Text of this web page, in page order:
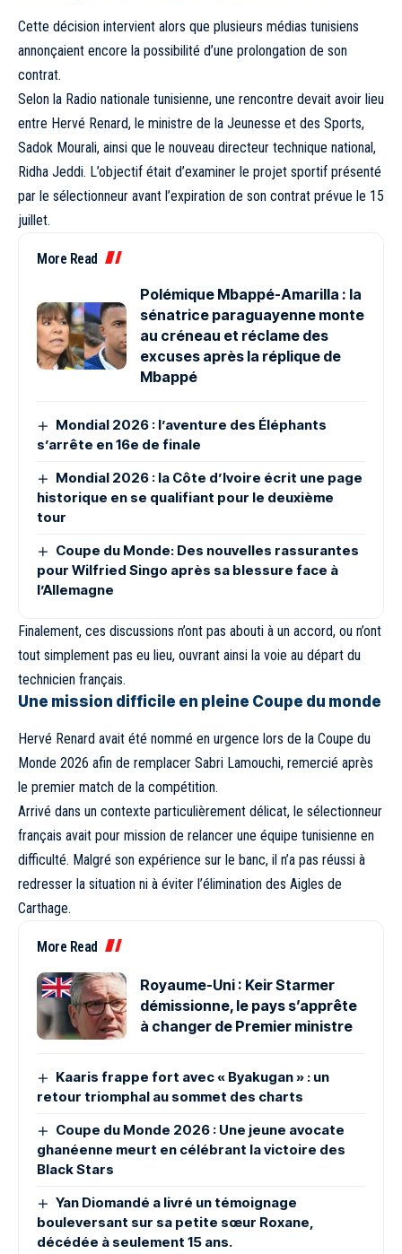
Cette décision intervient alors que plusieurs médias tunisiens
annonçaient encore la possibilité d’une prolongation de son
contrat.
Selon la Radio nationale tunisienne, une rencontre devait avoir lieu
entre Hervé Renard, le ministre de la Jeunesse et des Sports,
Sadok Mourali, ainsi que le nouveau directeur technique national,
Ridha Jeddi. L’objectif était d’examiner le projet sportif présenté
par le sélectionneur avant l’expiration de son contrat prévue le 15
juillet.
More Read
Polémique Mbappé-Amarilla : la
sénatrice paraguayenne monte
au créneau et réclame des
excuses après la réplique de
Mbappé
Mondial 2026 : l’aventure des Éléphants
s’arrête en 16e de finale
Mondial 2026 : la Côte d’Ivoire écrit une page
historique en se qualifiant pour le deuxième
tour
Coupe du Monde: Des nouvelles rassurantes
pour Wilfried Singo après sa blessure face à
l’Allemagne
Finalement, ces discussions n’ont pas abouti à un accord, ou n’ont
tout simplement pas eu lieu, ouvrant ainsi la voie au départ du
technicien français.
Une mission difficile en pleine Coupe du monde
Hervé Renard avait été nommé en urgence lors de la Coupe du
Monde 2026 afin de remplacer Sabri Lamouchi, remercié après
le premier match de la compétition.
Arrivé dans un contexte particulièrement délicat, le sélectionneur
français avait pour mission de relancer une équipe tunisienne en
difficulté. Malgré son expérience sur le banc, il n’a pas réussi à
redresser la situation ni à éviter l’élimination des Aigles de
Carthage.
More Read
Royaume-Uni : Keir Starmer
démissionne, le pays s’apprête
à changer de Premier ministre
Kaaris frappe fort avec « Byakugan » : un
retour triomphal au sommet des charts
Coupe du Monde 2026 : Une jeune avocate
ghanéenne meurt en célébrant la victoire des
Black Stars
Yan Diomandé a livré un témoignage
bouleversant sur sa petite sœur Roxane,
décédée à seulement 15 ans.